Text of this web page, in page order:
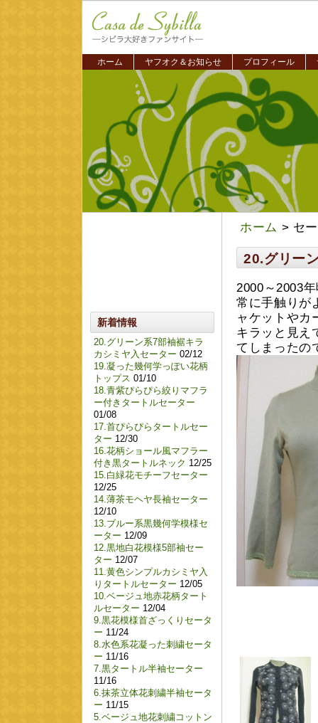
ホーム ヤフオク＆お知らせ プロフィール
ホーム > セ
20.グリー
2000～2003
常に手触りが
ャケットやカ
キラッと見え
てしまったの
新着情報
20.グリーン系7部袖裾キラ
カシミヤ入セーター 02/12
19.凝った幾何学っぽい花柄
トップス 01/10
18.青紫ぴらぴら絞りマフラ
ー付きタートルセーター
01/08
17.首ぴらぴらタートルセー
ター 12/30
16.花柄ショール風マフラー
付き黒タートルネック 12/25
15.白緑花モチーフセーター
12/25
14.薄茶モヘヤ長袖セーター
12/10
13.ブルー系黒幾何学模様セ
ーター 12/09
12.黒地白花模様5部袖セー
ター 12/07
11.黄色シンプルカシミヤ入
りタートルセーター 12/05
10.ベージュ地赤花柄タート
ルセーター 12/04
9.黒花模様首ざっくりセータ
ー 11/24
8.水色系花凝った刺繍セータ
ー 11/16
7.黒タートル半袖セーター
11/16
6.抹茶立体花刺繍半袖セータ
ー 11/15
5.ベージュ地花刺繍コットン